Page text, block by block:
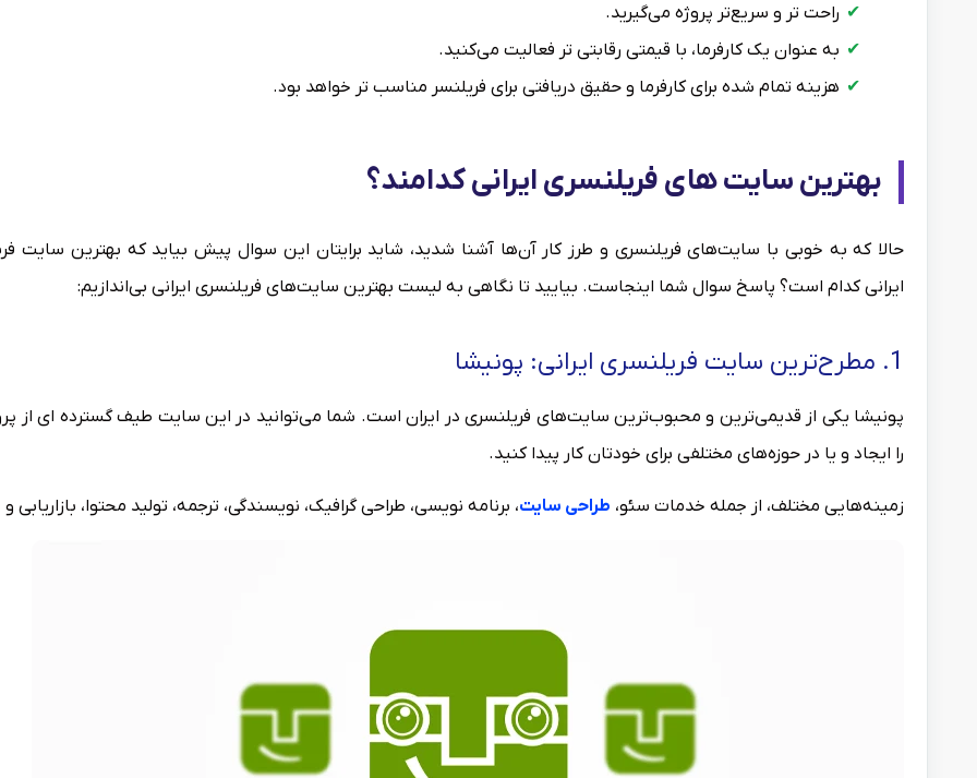
راحت تر و سریع‌تر پروژه می‌گیرید.
به عنوان یک کارفرما، با قیمتی رقابتی تر فعالیت می‌کنید.
هزینه تمام شده برای کارفرما و حقیق دریافتی برای فریلنسر مناسب تر خواهد بود.
بهترین سایت های فریلنسری ایرانی کدامند؟
حالا که به خوبی با سایت‌های فریلنسری و طرز کار آن‌ها آشنا شدید، شاید برایتان این سوال پیش بیاید که بهترین سایت
ایرانی کدام است؟ پاسخ سوال شما اینجاست. بیایید تا نگاهی به لیست بهترین سایت‌های فریلنسری ایرانی بی‌اندازیم:
1. مطرح‌ترین سایت فریلنسری ایرانی: پونیشا
پونیشا یکی از قدیمی‌ترین و محبوب‌ترین سایت‌های فریلنسری در ایران است. شما می‌توانید در این سایت طیف گسترده ای از
را ایجاد و یا در حوزه‌های مختلفی برای خودتان کار پیدا کنید.
زمینه‌هایی مختلف، از جمله خدمات سئو، طراحی سایت، برنامه نویسی، طراحی گرافیک، نویسندگی، ترجمه، تولید محتوا، بازاریابی و